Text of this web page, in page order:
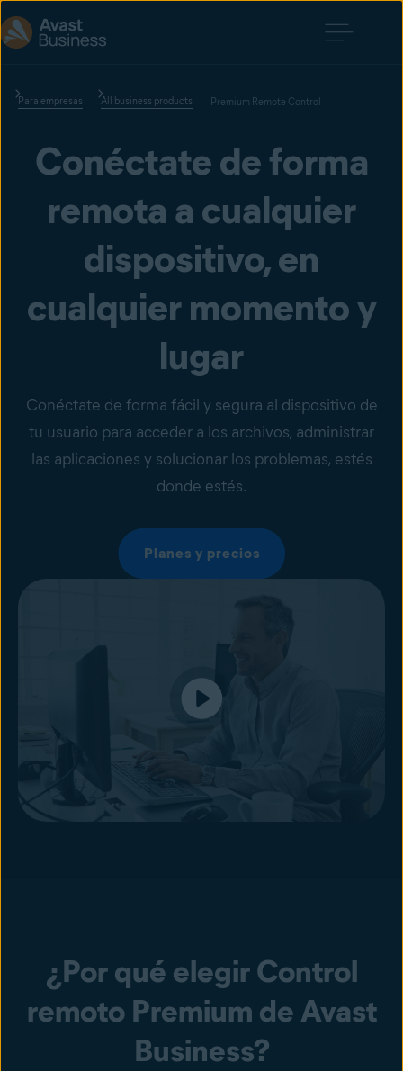
Para empresas All business products Premium Remote Control
Conéctate de forma
remota a cualquier
dispositivo, en
cualquier momento y
lugar
Conéctate de forma fácil y segura al dispositivo de
tu usuario para acceder a los archivos, administrar
las aplicaciones y solucionar los problemas, estés
donde estés.
Planes y precios
¿Por qué elegir Control
remoto Premium de Avast
Business?